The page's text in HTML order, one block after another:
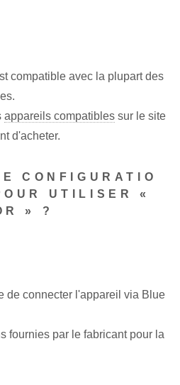
compatible avec la plupart des
appareils compatibles sur le site
d'acheter.
CONFIGURATIO
UTILISER «
» ?
de connecter l'appareil via Blue
fournies par le fabricant pour la